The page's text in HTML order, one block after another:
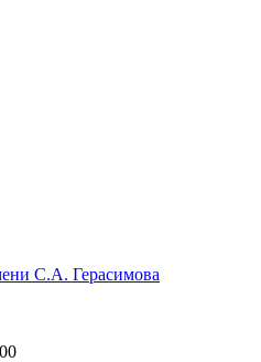
С.А. Герасимова